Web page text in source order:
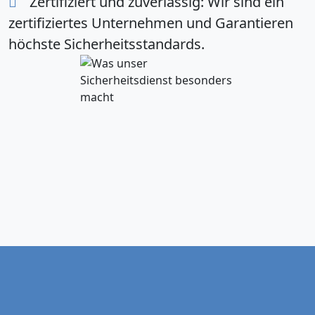
zertifiziertes Unternehmen und Garantieren
höchste Sicherheitsstandards.